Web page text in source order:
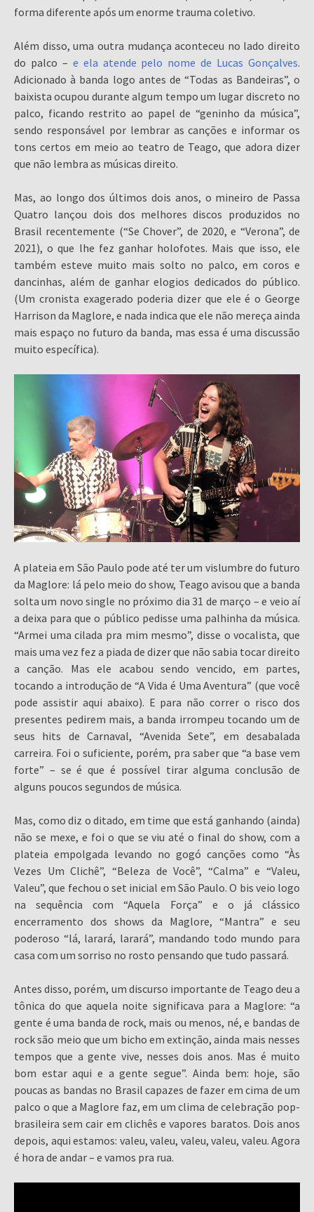
forma diferente após um enorme trauma coletivo.
Além disso, uma outra mudança aconteceu no lado direito
do palco – e ela atende pelo nome de Lucas Gonçalves.
Adicionado à banda logo antes de “Todas as Bandeiras”, o
baixista ocupou durante algum tempo um lugar discreto no
palco, ficando restrito ao papel de “geninho da música”,
sendo responsável por lembrar as canções e informar os
tons certos em meio ao teatro de Teago, que adora dizer
que não lembra as músicas direito.
Mas, ao longo dos últimos dois anos, o mineiro de Passa
Quatro lançou dois dos melhores discos produzidos no
Brasil recentemente (“Se Chover”, de 2020, e “Verona”, de
2021), o que lhe fez ganhar holofotes. Mais que isso, ele
também esteve muito mais solto no palco, em coros e
dancinhas, além de ganhar elogios dedicados do público.
(Um cronista exagerado poderia dizer que ele é o George
Harrison da Maglore, e nada indica que ele não mereça ainda
mais espaço no futuro da banda, mas essa é uma discussão
muito específica).
A plateia em São Paulo pode até ter um vislumbre do futuro
da Maglore: lá pelo meio do show, Teago avisou que a banda
solta um novo single no próximo dia 31 de março – e veio aí
a deixa para que o público pedisse uma palhinha da música.
“Armei uma cilada pra mim mesmo”, disse o vocalista, que
mais uma vez fez a piada de dizer que não sabia tocar direito
a canção. Mas ele acabou sendo vencido, em partes,
tocando a introdução de “A Vida é Uma Aventura” (que você
pode assistir aqui abaixo). E para não correr o risco dos
presentes pedirem mais, a banda irrompeu tocando um de
seus hits de Carnaval, “Avenida Sete”, em desabalada
carreira. Foi o suficiente, porém, pra saber que “a base vem
forte” – se é que é possível tirar alguma conclusão de
alguns poucos segundos de música.
Mas, como diz o ditado, em time que está ganhando (ainda)
não se mexe, e foi o que se viu até o final do show, com a
plateia empolgada levando no gogó canções como “Às
Vezes Um Clichê”, “Beleza de Você”, “Calma” e “Valeu,
Valeu”, que fechou o set inicial em São Paulo. O bis veio logo
na sequência com “Aquela Força” e o já clássico
encerramento dos shows da Maglore, “Mantra” e seu
poderoso “lá, larará, larará”, mandando todo mundo para
casa com um sorriso no rosto pensando que tudo passará.
Antes disso, porém, um discurso importante de Teago deu a
tônica do que aquela noite significava para a Maglore: “a
gente é uma banda de rock, mais ou menos, né, e bandas de
rock são meio que um bicho em extinção, ainda mais nesses
tempos que a gente vive, nesses dois anos. Mas é muito
bom estar aqui e a gente segue”. Ainda bem: hoje, são
poucas as bandas no Brasil capazes de fazer em cima de um
palco o que a Maglore faz, em um clima de celebração pop-
brasileira sem cair em clichês e vapores baratos. Dois anos
depois, aqui estamos: valeu, valeu, valeu, valeu, valeu. Agora
é hora de andar – e vamos pra rua.